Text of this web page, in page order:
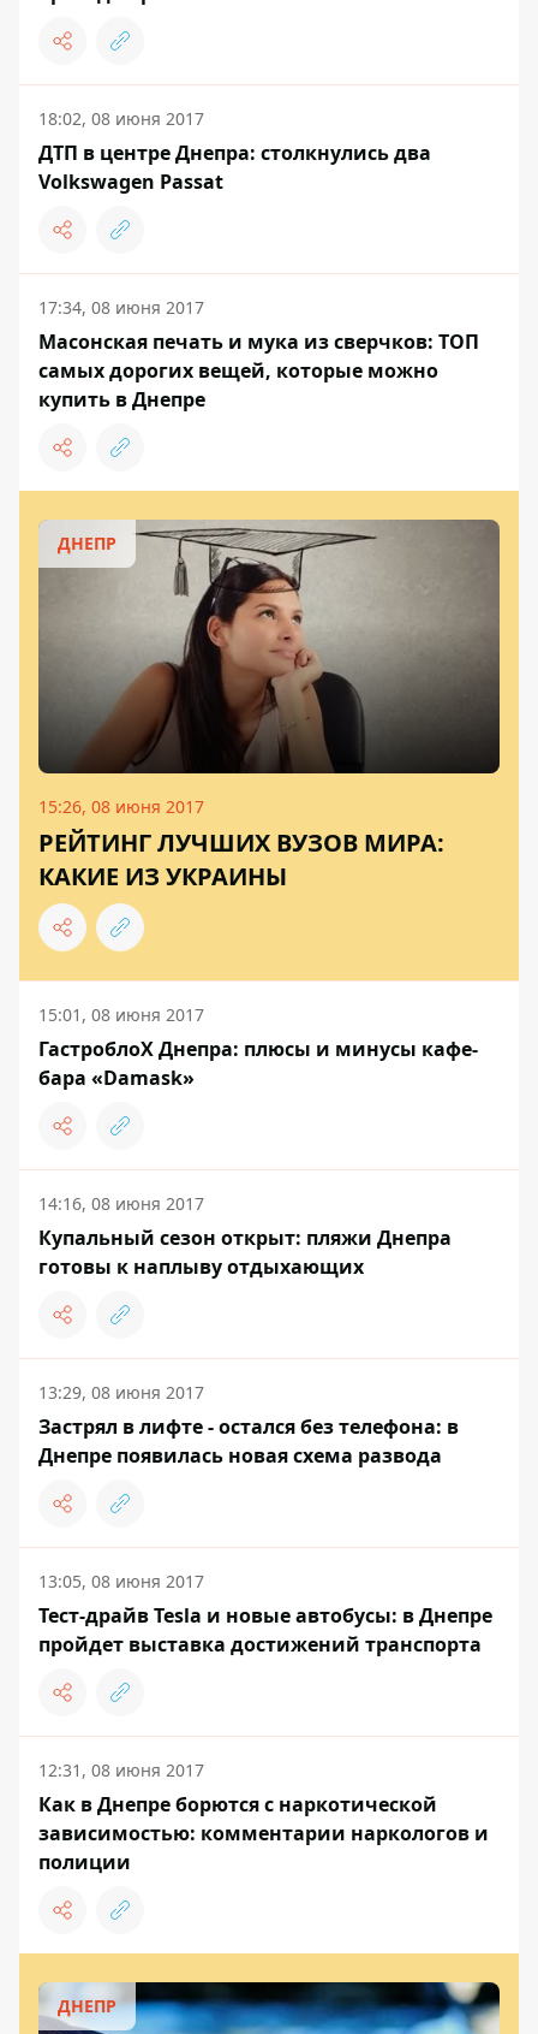
18:02, 08 июня 2017
ДТП в центре Днепра: столкнулись два
Volkswagen Passat
17:34, 08 июня 2017
Масонская печать и мука из сверчков: ТОП
самых дорогих вещей, которые можно
купить в Днепре
ДНЕПР
15:26, 08 июня 2017
РЕЙТИНГ ЛУЧШИХ ВУЗОВ МИРА:
КАКИЕ ИЗ УКРАИНЫ
15:01, 08 июня 2017
ГастроблоХ Днепра: плюсы и минусы кафе-
бара «Damask»
14:16, 08 июня 2017
Купальный сезон открыт: пляжи Днепра
готовы к наплыву отдыхающих
13:29, 08 июня 2017
Застрял в лифте - остался без телефона: в
Днепре появилась новая схема развода
13:05, 08 июня 2017
Тест-драйв Tesla и новые автобусы: в Днепре
пройдет выставка достижений транспорта
12:31, 08 июня 2017
Как в Днепре борются с наркотической
зависимостью: комментарии наркологов и
полиции
ДНЕПР